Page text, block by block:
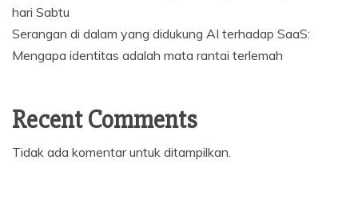
hari Sabtu
Serangan di dalam yang didukung AI terhadap SaaS:
Mengapa identitas adalah mata rantai terlemah
Recent Comments
Tidak ada komentar untuk ditampilkan.